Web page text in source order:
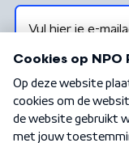
Algemene